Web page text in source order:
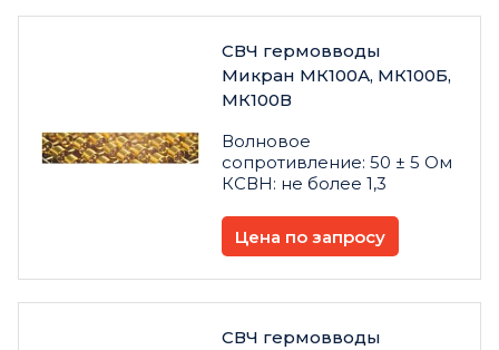
СВЧ гермовводы
Микран МК100А, МК100Б,
МК100В
Волновое
сопротивление: 50 ± 5 Ом
КСВН: не более 1,3
Цена по запросу
СВЧ гермовводы